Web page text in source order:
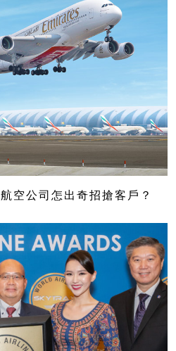
疫情間高級客艙需求增 航空公司怎出奇招搶客戶？